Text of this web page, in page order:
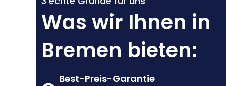
Was wir Ihnen in
Bremen bieten:
Best-Preis-Garantie